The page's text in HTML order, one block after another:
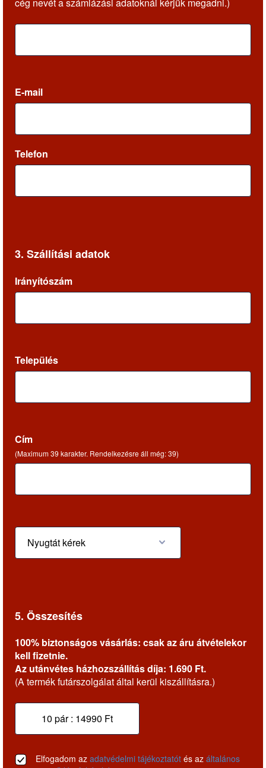
E-mail
Telefon
3. Szállítási adatok
Irányítószám
Település
Cím
(Maximum 39 karakter. Rendelkezésre áll még:39)
5. Összesítés
100% biztonságos vásárlás: csak az áru átvételekor
kell fizetnie.
Az utánvétes házhozszállítás díja: 1.690 Ft.
(A termék futárszolgálat által kerül kiszállításra.)
Elfogadom az adatvédelmi tájékoztatót és az általános